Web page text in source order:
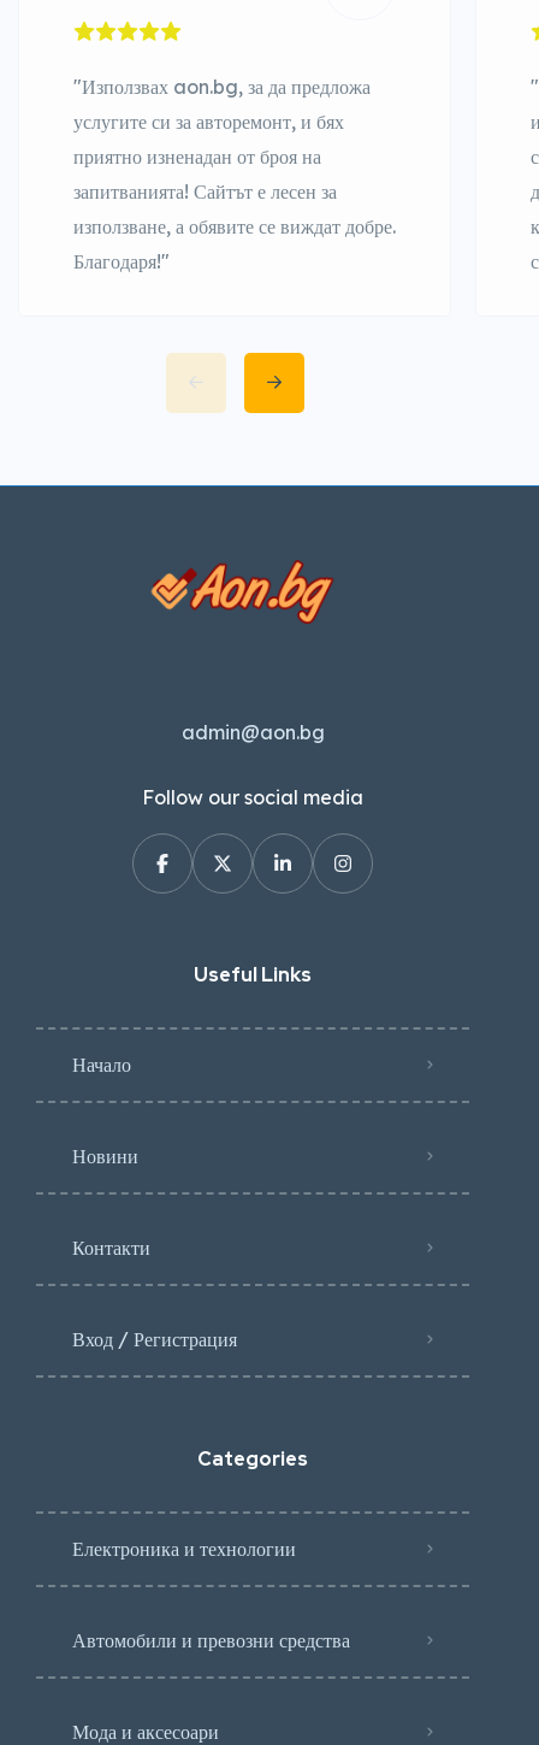
"Използвах aon.bg, за да предложа
услугите си за авторемонт, и бях
приятно изненадан от броя на
запитванията! Сайтът е лесен за
използване, а обявите се виждат добре.
Благодаря!"
admin@aon.bg
Follow our social media
Useful Links
Начало
Новини
Контакти
Вход / Регистрация
Categories
Електроника и технологии
Автомобили и превозни средства
Мода и аксесоари